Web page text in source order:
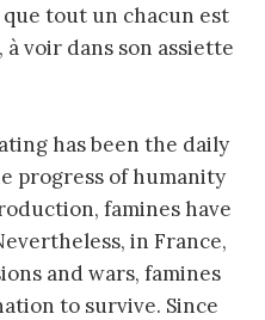
tout un chacun est
voir dans son assiette
has been the daily
progress of humanity
famines have
in France,
and wars, famines
to survive. Since